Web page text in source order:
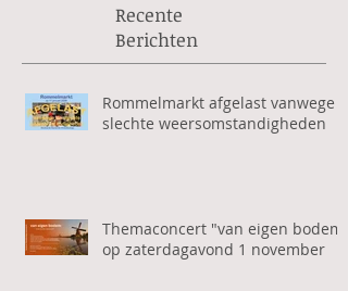
Recente
Berichten
Rommelmarkt afgelast vanwege
slechte weersomstandigheden
Themaconcert "van eigen bodem"
op zaterdagavond 1 november